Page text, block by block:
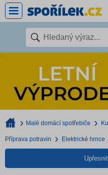
Malé domácí spotřebiče
Příprava potravin Elektrické hrnce